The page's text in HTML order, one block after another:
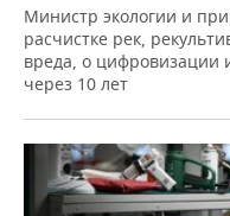
Министр экологии и
расчистке рек,
вреда, о цифровизации
через 10 лет